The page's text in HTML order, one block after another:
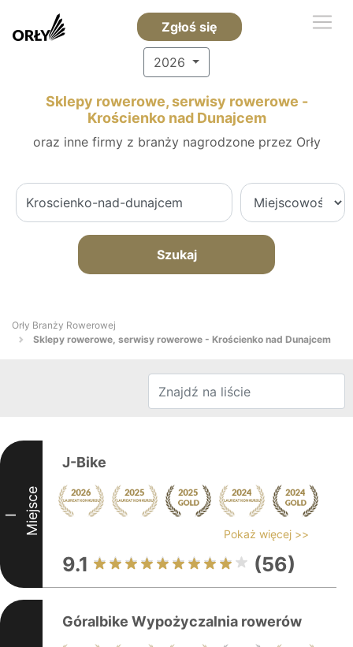
Zgłoś się
2026
Sklepy rowerowe, serwisy rowerowe -
Krościenko nad Dunajcem
oraz inne firmy z branży nagrodzone przez Orły
Szukaj
Orły Branży Rowerowej
Sklepy rowerowe, serwisy rowerowe - Krościenko nad Dunajcem
I Miejsce
J-Bike
Pokaż więcej >>
9.1 (56)
Góralbike Wypożyczalnia rowerów